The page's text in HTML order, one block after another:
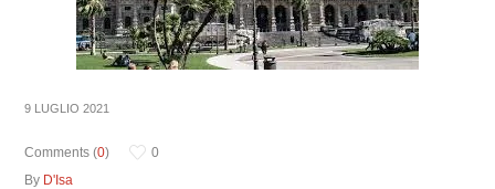
9 LUGLIO 2021
Comments (0)
0
By D'Isa